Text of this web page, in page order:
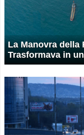
La Manovra della
Trasformava in